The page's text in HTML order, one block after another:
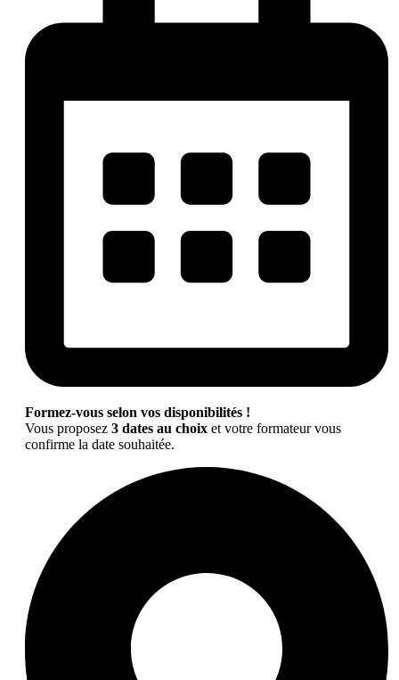
Formez-vous selon vos disponibilités !
Vous proposez 3 dates au choix et votre formateur vous
confirme la date souhaitée.